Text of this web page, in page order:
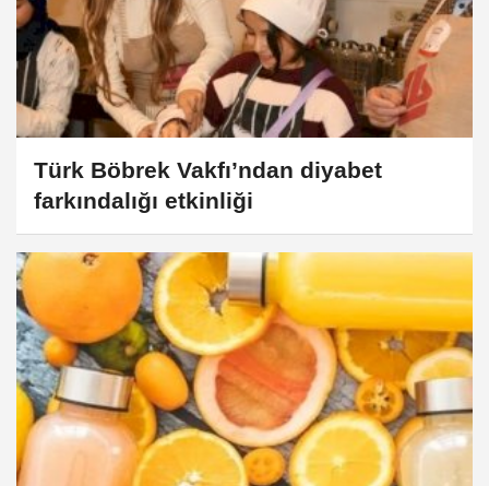
Türk Böbrek Vakfı’ndan diyabet
farkındalığı etkinliği